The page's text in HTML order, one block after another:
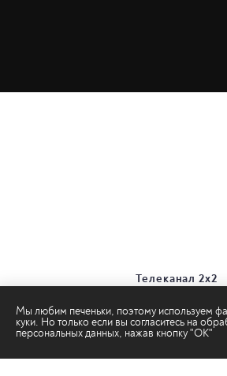
Мы любим печеньки, поэтому используем
куки. Но только если вы согласитесь на
персональных данных, нажав кнопку "ОК"
Телеканал 2х2
Все авторы
Все темы